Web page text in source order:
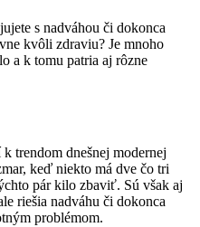
s nadváhou či dokonca
kvôli zdraviu? Je mnoho
a k tomu patria aj rôzne
trendom dnešnej modernej
keď niekto má dve čo tri
pár kilo zbaviť. Sú však aj
riešia nadváhu či dokonca
problémom.